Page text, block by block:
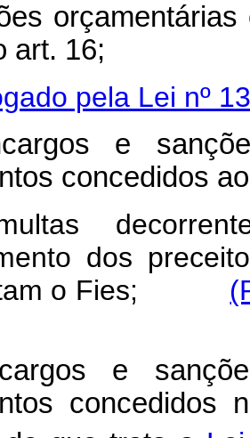
art. 16;
pela Lei nº
e
concedidos
dos
o Fies;
e
concedidos